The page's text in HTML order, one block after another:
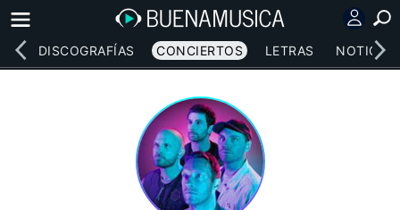
DISCOGRAFÍAS CONCIERTOS LETRAS NOTICIAS